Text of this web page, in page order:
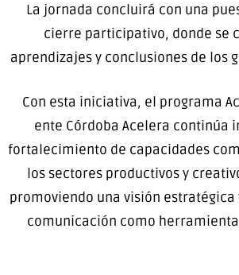
La jornada concluirá con una
cierre participativo, donde se
aprendizajes y conclusiones de los
Con esta iniciativa, el programa
ente Córdoba Acelera continúa
fortalecimiento de capacidades
los sectores productivos y
promoviendo una visión estratégica
comunicación como